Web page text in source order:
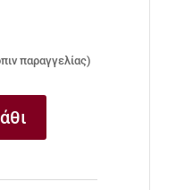
παραγγελίας)